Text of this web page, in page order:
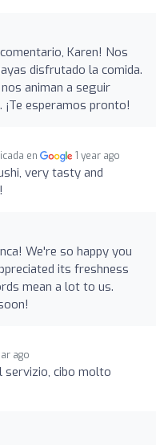
Karen! Nos
disfrutado la comida.
animan a seguir
¡Te esperamos pronto!
en 1 year ago
very tasty and
We're so happy you
its freshness
mean a lot to us.
ago
servizio, cibo molto